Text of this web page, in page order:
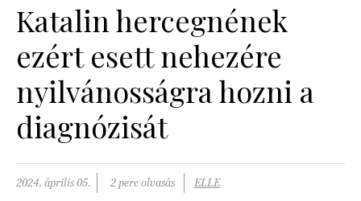
SZÉPSÉG
PSZICHÉ
PÁRKAPCSOLAT
Katalin hercegnének
ezért esett nehezére
nyilvánosságra hozni a
diagnózisát
2024. április 05. 2 perc olvasás ELLE